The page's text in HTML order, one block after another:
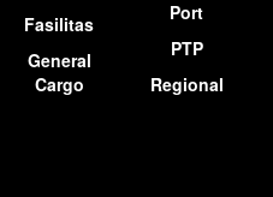
Fasilitas
General
Cargo
Port
PTP
Regional